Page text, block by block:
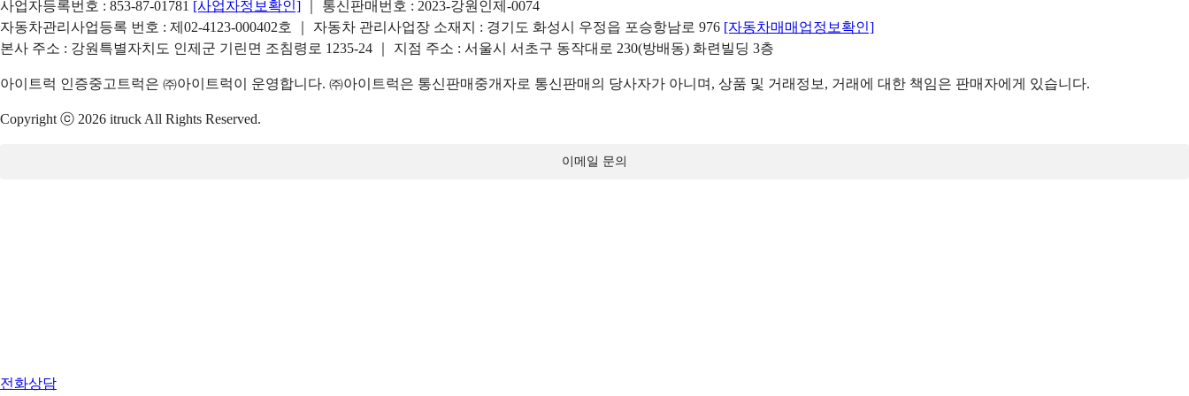
사업자등록번호 : 853-87-01781 [사업자정보확인]
｜ 통신판매번호 : 2023-강원인제-0074
자동차관리사업등록 번호 : 제02-4123-000402호 ｜ 자동차 관리사업장 소재지 : 경기도 화성시 우정읍 포승항남로 976 [자동차매매업정보확인]
본사 주소 : 강원특별자치도 인제군 기린면 조침령로 1235-24 ｜ 지점 주소 : 서울시 서초구 동작대로 230(방배동) 화련빌딩 3층
아이트럭 인증중고트럭은 ㈜아이트럭이 운영합니다. ㈜아이트럭은 통신판매중개자로 통신판매의 당사자가 아니며, 상품 및 거래정보, 거래에 대한 책임은 판매자에게 있습니다.
Copyright ⓒ 2026 itruck All Rights Reserved.
이메일 문의
전화상담